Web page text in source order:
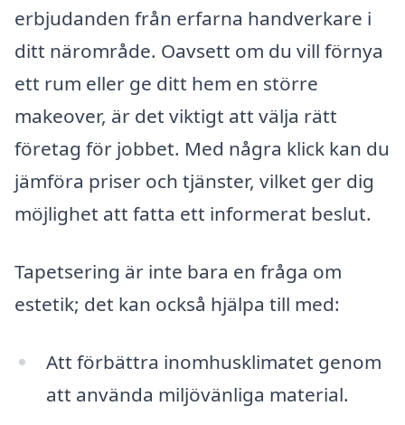
erbjudanden från erfarna handverkare i
ditt närområde. Oavsett om du vill förnya
ett rum eller ge ditt hem en större
makeover, är det viktigt att välja rätt
företag för jobbet. Med några klick kan du
jämföra priser och tjänster, vilket ger dig
möjlighet att fatta ett informerat beslut.
Tapetsering är inte bara en fråga om
estetik; det kan också hjälpa till med:
Att förbättra inomhusklimatet genom
att använda miljövänliga material.